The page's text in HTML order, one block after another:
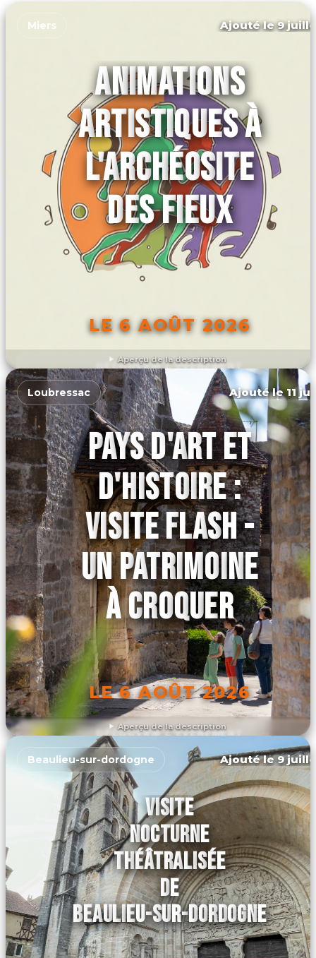
Aperçu de la description
Miers Ajouté le 9
ANIMATIONS
ARTISTIQUES À
L'ARCHÉOSITE
DES FIEUX
LE 6 AOÛT 2026
DÉCOUVRIR L'ÉVÉNEMENT
Aperçu de la description
Loubressac Ajouté le 11
PAYS D'ART ET
D'HISTOIRE :
VISITE FLASH -
UN PATRIMOINE
À CROQUER
LE 6 AOÛT 2026
DÉCOUVRIR L'ÉVÉNEMENT
Beaulieu-sur-dordogne Ajouté le 9
VISITE
NOCTURNE
THÉÂTRALISÉE
DE
BEAULIEU-SUR-DORDOGNE